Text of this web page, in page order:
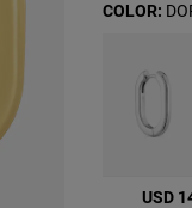
USD
COLOR: